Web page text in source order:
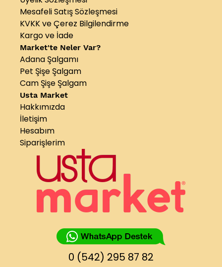
Mesafeli Satış Sözleşmesi
KVKK ve Çerez Bilgilendirme
Kargo ve İade
Market'te Neler Var?
Adana Şalgamı
Pet Şişe Şalgam
Cam Şişe Şalgam
Usta Market
Hakkımızda
İletişim
Hesabım
Siparişlerim
0 (542) 295 87 82